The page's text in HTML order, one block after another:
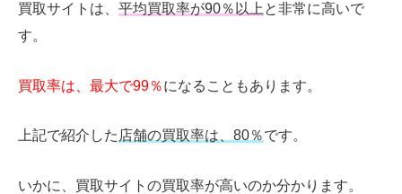
買取サイトは、 平均買取率が90％以上 と非常に高いで
す。
買取率は、最大で99％になることもあります。
上記で紹介した 店舗の買取率は、80％です。
いかに、買取サイトの買取率が高いのか分かります。